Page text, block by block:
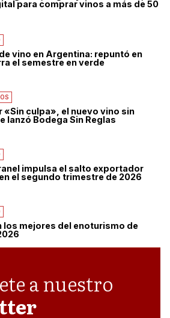
para comprar vinos a más de 50
vino en Argentina: repuntó en
el semestre en verde
«Sin culpa», el nuevo vino sin
lanzó Bodega Sin Reglas
impulsa el salto exportador
el segundo trimestre de 2026
los mejores del enoturismo de
a nuestro